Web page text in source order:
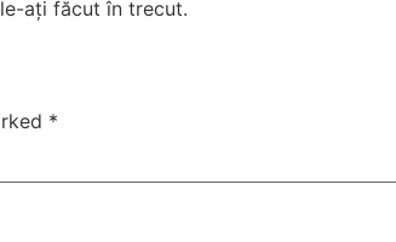
ați făcut în trecut.
*